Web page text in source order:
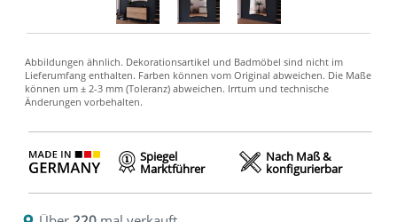
Spiegel
Marktführer
Nach Maß &
konfigurierbar